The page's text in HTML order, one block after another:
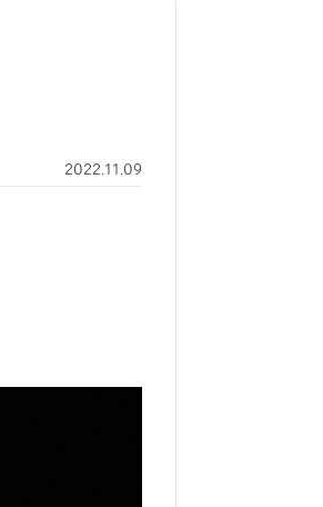
2022.11.09